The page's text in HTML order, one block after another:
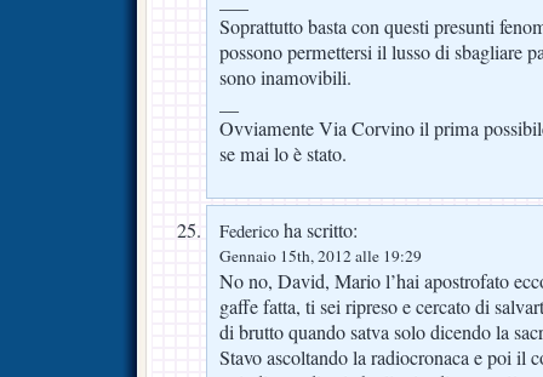
Soprattutto basta con questi presunti
possono permettersi il lusso di sbagliare
sono inamovibili.
Ovviamente Via Corvino il prima
se mai lo è stato.
Federico ha scritto:
Gennaio 15th, 2012 alle 19:29
No no, David, Mario l’hai apostrofato
gaffe fatta, ti sei ripreso e cercato di
di brutto quando satva solo dicendo la
Stavo ascoltando la radiocronaca e poi il